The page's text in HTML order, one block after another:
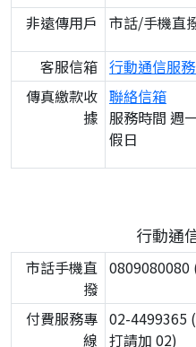
非遠傳用戶 市話/手機直
客服信箱 行動通信服
傳真繳款收
據
聯絡信箱
服務時間 週
假日
行動通
市話手機直
撥
0809080080
付費服務專
線
02-4499365
打請加 02)